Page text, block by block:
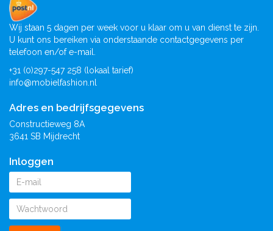
Wij staan 5 dagen per week voor u klaar om u van dienst te zijn.
U kunt ons bereiken via onderstaande contactgegevens per
telefoon en/of e-mail.
+31 (0)297-547 258 (lokaal tarief)
info@mobielfashion.nl
Adres en bedrijfsgegevens
Constructieweg 8A
3641 SB Mijdrecht
Inloggen